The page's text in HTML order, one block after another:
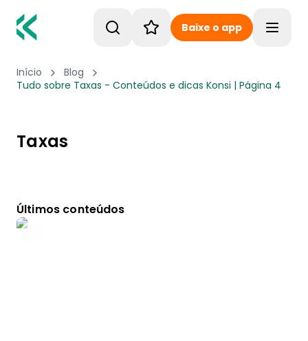
Baixe o app
Início
Blog
Tudo sobre Taxas - Conteúdos e dicas Konsi | Página 4
Taxas
Últimos conteúdos